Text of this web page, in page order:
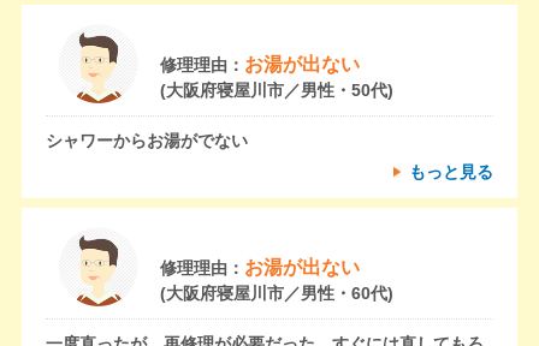
修理理由： お湯が出ない
(大阪府寝屋川市／男性・50代)
シャワーからお湯がでない
もっと見る
修理理由： お湯が出ない
(大阪府寝屋川市／男性・60代)